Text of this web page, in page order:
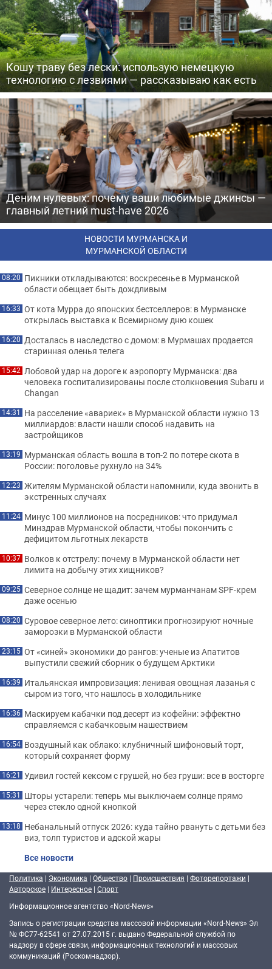
Кошу траву без лески: использую немецкую
технологию с лезвиями — рассказываю как есть
Деним нулевых: почему ваши любимые джинсы —
главный летний must-have 2026
НОВОСТИ МУРМАНСКА И
МУРМАНСКОЙ ОБЛАСТИ
08:20 Пикники откладываются: воскресенье в Мурманской
области обещает быть дождливым
16:33 От кота Мурра до японских бестселлеров: в Мурманске
открылась выставка к Всемирному дню кошек
16:20 Досталась в наследство с домом: в Мурмашах продается
старинная оленья телега
15:42 Лобовой удар на дороге к аэропорту Мурманска: два
человека госпитализированы после столкновения Subaru и
Changan
14:31 На расселение «авариек» в Мурманской области нужно 13
миллиардов: власти нашли способ надавить на
застройщиков
13:19 Мурманская область вошла в топ-2 по потере скота в
России: поголовье рухнуло на 34%
12:23 Жителям Мурманской области напомнили, куда звонить в
экстренных случаях
11:24 Минус 100 миллионов на посредников: что придумал
Минздрав Мурманской области, чтобы покончить с
дефицитом льготных лекарств
10:37 Волков к отстрелу: почему в Мурманской области нет
лимита на добычу этих хищников?
09:25 Северное солнце не щадит: зачем мурманчанам SPF-крем
даже осенью
08:20 Суровое северное лето: синоптики прогнозируют ночные
заморозки в Мурманской области
23:15 От «синей» экономики до рангов: ученые из Апатитов
выпустили свежий сборник о будущем Арктики
16:39 Итальянская импровизация: ленивая овощная лазанья с
сыром из того, что нашлось в холодильнике
16:36 Маскируем кабачки под десерт из кофейни: эффектно
справляемся с кабачковым нашествием
16:54 Воздушный как облако: клубничный шифоновый торт,
который сохраняет форму
16:21 Удивил гостей кексом с грушей, но без груши: все в восторге
15:31 Шторы устарели: теперь мы выключаем солнце прямо
через стекло одной кнопкой
13:18 Небанальный отпуск 2026: куда тайно рвануть с детьми без
виз, толп туристов и адской жары
Все новости
Политика | Экономика | Общество | Происшествия | Фоторепортажи |
Авторское | Интересное | Спорт
Информационное агентство «Nord-News»
Запись о регистрации средства массовой информации «Nord-News» Эл
№ ФС77-62541 от 27.07.2015 г. выдано Федеральной службой по
надзору в сфере связи, информационных технологий и массовых
коммуникаций (Роскомнадзор).